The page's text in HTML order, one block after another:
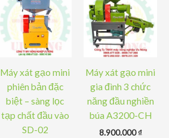
Máy xát gạo mini
phiên bản đặc
biệt – sàng lọc
tạp chất đầu vào
SD-02
Máy xát gạo mini
gia đình 3 chức
năng đầu nghiền
búa A3200-CH
8.900.000₫